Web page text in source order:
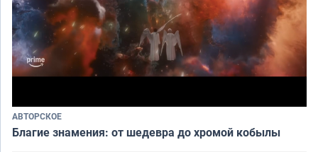
АВТОРСКОЕ
Благие знамения: от шедевра до хромой кобылы